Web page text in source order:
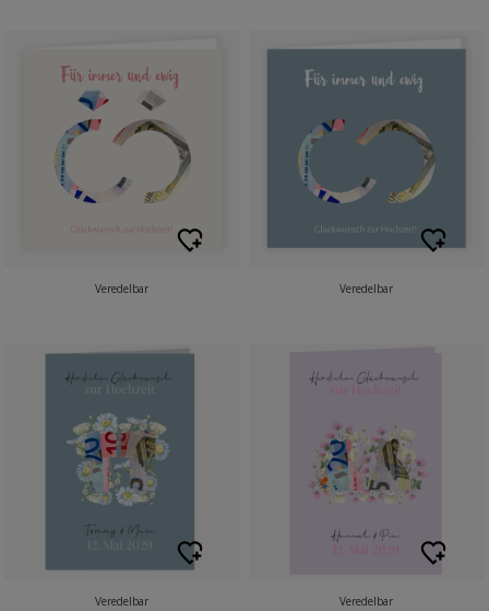
Veredelbar Veredelbar
Veredelbar Veredelbar